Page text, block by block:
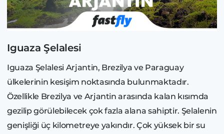
Iguaza Şelalesi
Iguaza Şelalesi Arjantin, Brezilya ve Paraguay
ülkelerinin kesişim noktasında bulunmaktadır.
Özellikle Brezilya ve Arjantin arasında kalan kısımda
gezilip görülebilecek çok fazla alana sahiptir. Şelalenin
genişliği üç kilometreye yakındır. Çok yüksek bir su